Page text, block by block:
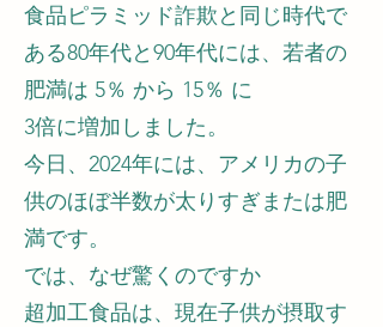
食品ピラミッド詐欺と同じ時代で
ある80年代と90年代には、若者の
肥満は 5％ から 15％ に
3倍に増加しました。
今日、2024年には、アメリカの子
供のほぼ半数が太りすぎまたは肥
満です。
では、なぜ驚くのですか
超加工食品は、現在子供が摂取す